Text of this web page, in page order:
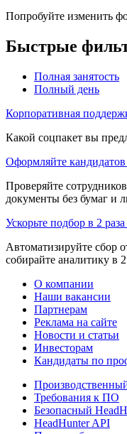
Попробуйте изменить
Быстрые
Полная занятость
Полный день
Корпоративная
Какой соцпакет вы
Оформляйте
Проверяйте
документы без бумаг и
Ускорьте подбор в 2
Автоматизируйте сбор
собирайте аналитику в
О компании
Наши вакансии
Партнерам
Реклама на сайте
Новости и статьи
Инвесторам
Кандидаты по
Требования к ПО
Безопасный
HeadHunter API